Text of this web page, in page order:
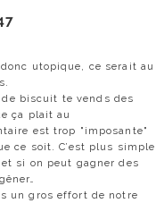
utopique, ce serait au
biscuit te vends des
ça plait au
est trop "imposante"
ce soit. C’est plus simple
si on peut gagner des
un gros effort de notre